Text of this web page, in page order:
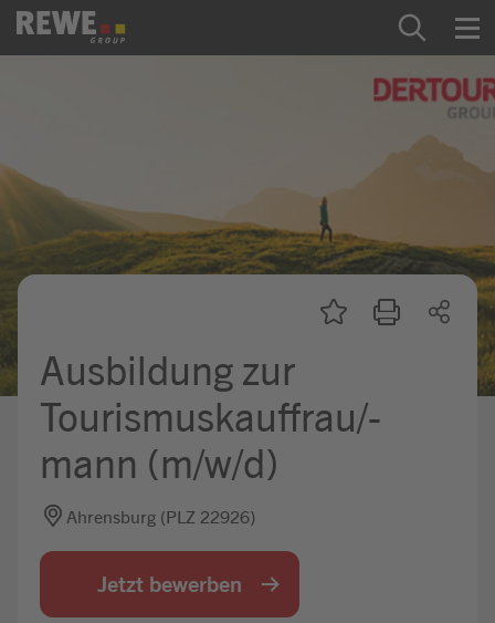
Zum Inhalt springen
REWE Group als Arbeitgeber
Ausbildung & Studium
Praktikum & Werkstudium
Mein Kandidat:innenprofil
Jobbörse
Ausbildung zur
Tourismuskauffrau/-
mann (m/w/d)
Ahrensburg (PLZ 22926)
Jetzt bewerben